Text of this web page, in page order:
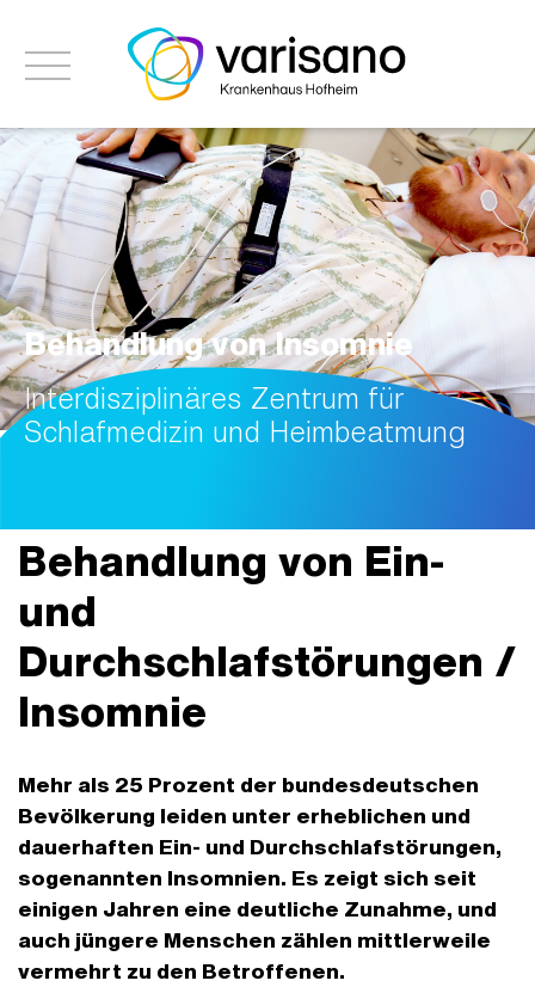
Behandlung von Insomnie
Interdisziplinäres Zentrum für
Schlafmedizin und Heimbeatmung
Behandlung von Ein-
und
Durchschlafstörungen /
Insomnie
Mehr als 25 Prozent der bundesdeutschen
Bevölkerung leiden unter erheblichen und
dauerhaften Ein- und Durchschlafstörungen,
sogenannten Insomnien. Es zeigt sich seit
einigen Jahren eine deutliche Zunahme, und
auch jüngere Menschen zählen mittlerweile
vermehrt zu den Betroffenen.